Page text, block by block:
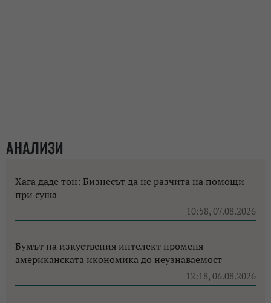
АНАЛИЗИ
Хага даде тон: Бизнесът да не разчита на помощи
при суша
10:58, 07.08.2026
Бумът на изкуствения интелект променя
американската икономика до неузнаваемост
12:18, 06.08.2026